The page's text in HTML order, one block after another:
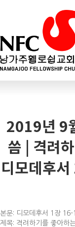
2019년 9
씀 | 격려
디모데후
본문: 디모데후서 1장 16-
제목: 격려하기를 좋아하